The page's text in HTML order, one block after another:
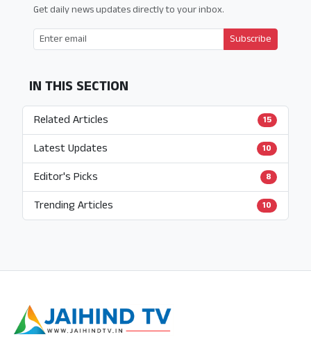
Get daily news updates directly to your inbox.
Subscribe
IN THIS SECTION
Related Articles 15
Latest Updates 10
Editor's Picks 8
Trending Articles 10